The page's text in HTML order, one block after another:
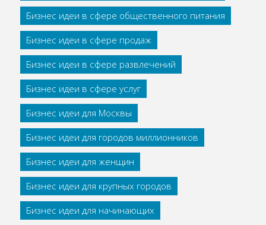
Бизнес идеи в сфере общественного питания
Бизнес идеи в сфере продаж
Бизнес идеи в сфере развлечений
Бизнес идеи в сфере услуг
Бизнес идеи для Москвы
Бизнес идеи для городов миллионников
Бизнес идеи для женщин
Бизнес идеи для крупных городов
Бизнес идеи для начинающих